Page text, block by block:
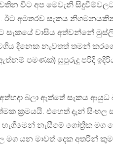
විට අප මෙවැනි
ඊට අමතරව සැකය
සැකයේ වාසිය අත්වන්නේ
දිනෙක නැවතත් තමන් කරගෙන
ඇත්නම් පමණක්) සුපුරුදු පරිදි
බලා ඇත්තේ සැකය
ක්‍රමයයි. එහෙත් දැන්
නැසීමේ ගෝත්‍රික
මග යන මාවත් දෙක අතරින්